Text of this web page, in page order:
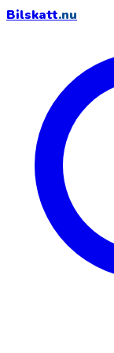
Bilskatt.nu